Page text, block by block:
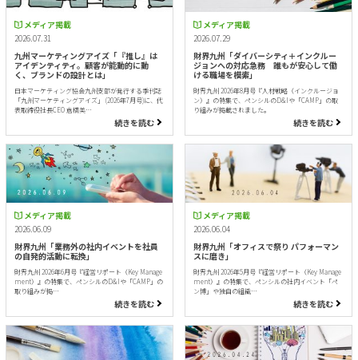
メディア掲載
2026.07.31
九州マーケティングアイズ「『推し』は
アイデンティティ。顧客が能動的に動
く、ブランドの設計とは」
日本マーケティング協会九州支部が発行する季刊誌
「九州マーケティングアイズ」 (2026年7月号)に、代
表取締役社長CEO 倉橋美…
続きを読む
メディア掲載
2026.07.29
財界九州「ダイバーシティ＋インクルー
ジョンへの対応急務 誰もが安心して働
ける職場を模索」
財界九州 2026年8月号『人材戦略（インクルージョ
ン）』の特集で、ペンシルのD&Iや「CAMP」の取
り組みが掲載されました。
続きを読む
メディア掲載
2026.06.09
財界九州「業務外の社内イベントを社員
の自発的活動に転換」
財界九州 2026年6月号『経営リポート（Key Manage
ment）』の特集で、ペンシルのD&Iや「CAMP」の
取り組みが掲…
続きを読む
メディア掲載
2026.06.04
財界九州「オフィスで祭り パフォーマン
スに磨き」
財界九州 2026年5月号『経営リポート（Key Manage
ment）』の特集で、ペンシルの社内イベント「ペ
ン博」や独自の組織…
続きを読む